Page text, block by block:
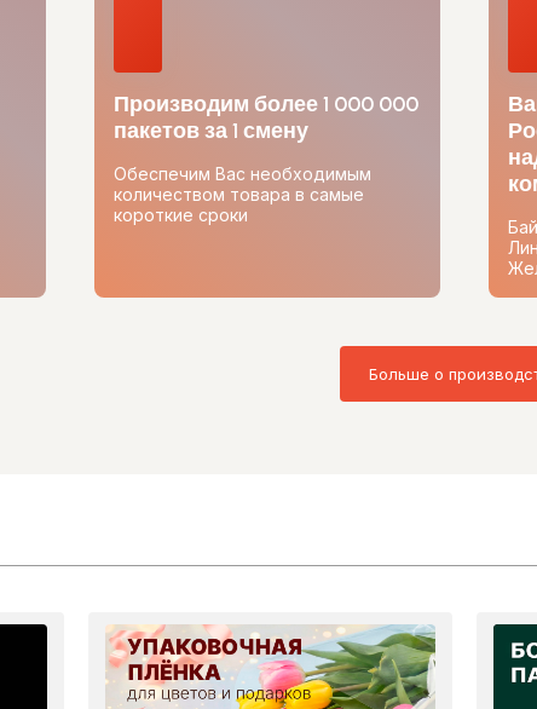
Производим более 1 000 000
пакетов за 1 смену
Обеспечим Вас необходимым
количеством товара в самые
короткие сроки
Больше о